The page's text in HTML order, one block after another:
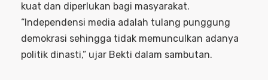
kuat dan diperlukan bagi masyarakat.
“Independensi media adalah tulang punggung
demokrasi sehingga tidak memunculkan adanya
politik dinasti,” ujar Bekti dalam sambutan.